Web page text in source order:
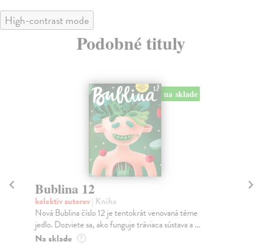
High-contrast mode
Podobné tituly
na sklade
Bublina 12
kolektív autorov| Kniha
Nová Bublina číslo 12 je tentokrát venovaná téme
jedlo. Dozviete sa, ako funguje tráviaca sústava a ...
Na sklade ?